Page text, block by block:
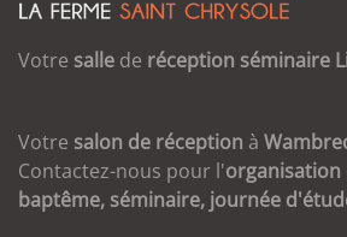
Votre salle de réception séminaire
Votre salon de réception à
Contactez-nous pour l'organisation
baptême, séminaire, journée